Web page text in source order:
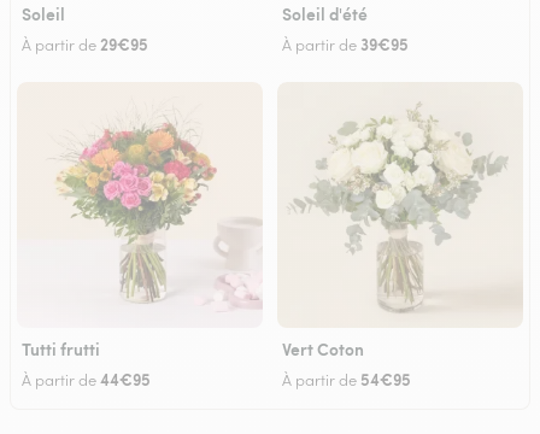
Soleil
À partir de 29€95
Soleil d'été
À partir de 39€95
Tutti frutti
À partir de44€95
Vert Coton
À partir de 54€95